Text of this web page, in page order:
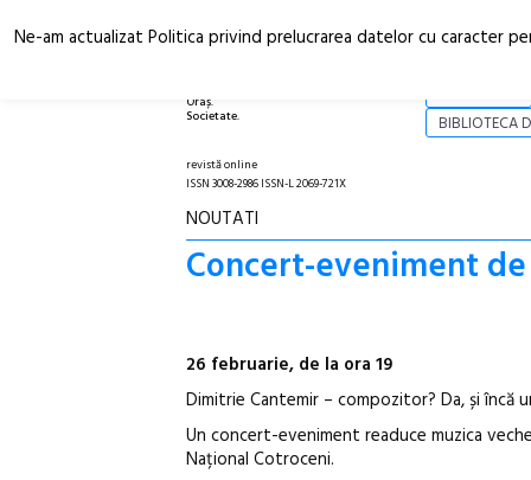
Oraș.
Societate.
BIBLIOTECA
revistă online
ISSN 3008-2986 ISSN-L 2069-721X
NOUTATI
Concert-eveniment
26 februarie, de la ora 19
Dimitrie Cantemir – compozitor? Da, și încă
Un concert-eveniment readuce muzica
Național Cotroceni.
Ne-am actualizat Politica privind prelucrarea datelor cu caracter